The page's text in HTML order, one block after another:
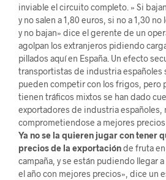
inviable el circuito completo. » Si
y no salen a 1,80 euros, si no a 1,30 no
y no bajan» dice el gerente de un
agolpan los extranjeros pidiendo
pillados aquí en España. Un efecto
transportistas de industria españoles
pueden competir con los frigos, pero
tienen tráficos mixtos se han dado
exportadores de industria españoles,
comprometiendose a mejores precios
Ya no se la quieren jugar con tener
precios de la exportaciónde fruta
campaña, y se están pudiendo llegar
el año con mejores precios», dice un